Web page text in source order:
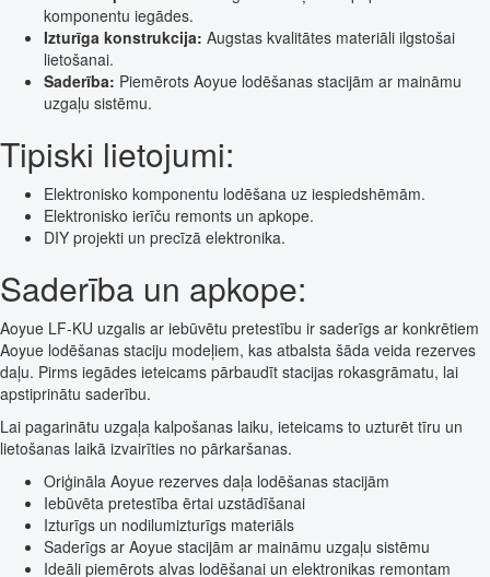
komponentu iegādes.
Izturīga konstrukcija: Augstas kvalitātes materiāli ilgstošai
lietošanai.
Saderība: Piemērots Aoyue lodēšanas stacijām ar maināmu
uzgaļu sistēmu.
Tipiski lietojumi:
Elektronisko komponentu lodēšana uz iespiedshēmām.
Elektronisko ierīču remonts un apkope.
DIY projekti un precīzā elektronika.
Saderība un apkope:
Aoyue LF-KU uzgalis ar iebūvētu pretestību ir saderīgs ar konkrētiem
Aoyue lodēšanas staciju modeļiem, kas atbalsta šāda veida rezerves
daļu. Pirms iegādes ieteicams pārbaudīt stacijas rokasgrāmatu, lai
apstiprinātu saderību.
Lai pagarinātu uzgaļa kalpošanas laiku, ieteicams to uzturēt tīru un
lietošanas laikā izvairīties no pārkaršanas.
Oriģināla Aoyue rezerves daļa lodēšanas stacijām
Iebūvēta pretestība ērtai uzstādīšanai
Izturīgs un nodilumizturīgs materiāls
Saderīgs ar Aoyue stacijām ar maināmu uzgaļu sistēmu
Ideāli piemērots alvas lodēšanai un elektronikas remontam